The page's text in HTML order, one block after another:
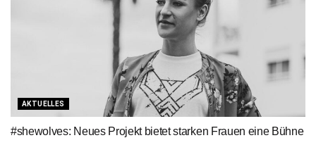
AKTUELLES
#shewolves: Neues Projekt bietet starken Frauen eine Bühne